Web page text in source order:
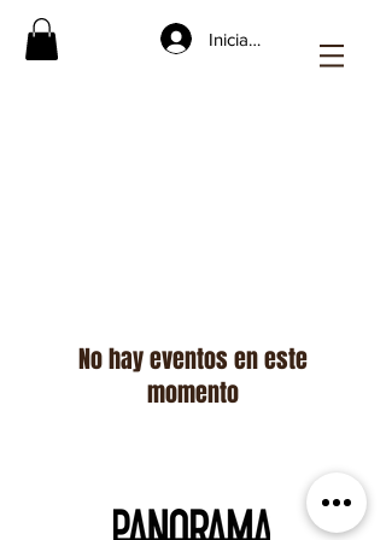
Iniciar sesión
No hay eventos en este
momento